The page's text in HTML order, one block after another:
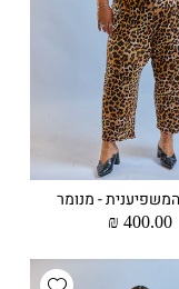
- מנומר
מחיר
400.00 ₪
wishlist